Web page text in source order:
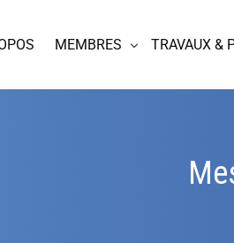
MEMBRES TRAVAUX &